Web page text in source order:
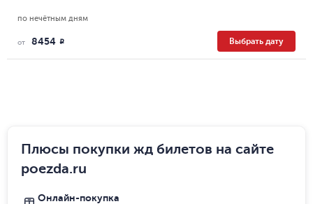
по нечётным дням
от 8454 R Выбрать дату
Плюсы покупки жд билетов на сайте
poezda.ru
Онлайн-покупка